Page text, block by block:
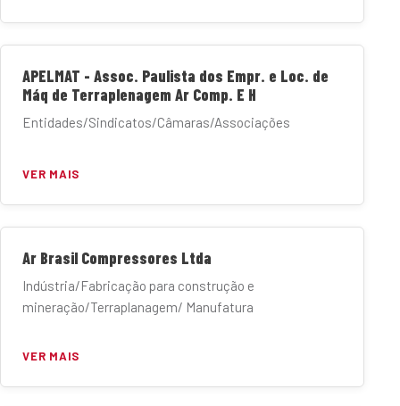
APELMAT - Assoc. Paulista dos Empr. e Loc. de
Máq de Terraplenagem Ar Comp. E H
Entidades/Sindicatos/Câmaras/Associações
VER MAIS
Ar Brasil Compressores Ltda
Indústria/Fabricação para construção e
mineração/Terraplanagem/ Manufatura
VER MAIS